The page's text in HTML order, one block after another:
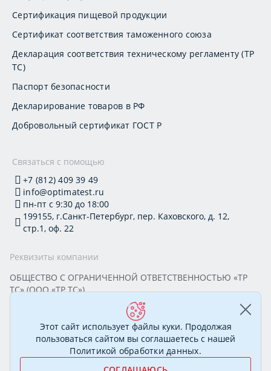
Сертификация пищевой продукции
Сертификат соответствия таможенного союза
Декларация соответствия техническому регламенту (ТР
ТС)
Паспорт безопасности
Декларирование товаров в РФ
Добровольный сертификат ГОСТ Р
Связаться с помощью
+7 (812) 409 39 49
info@optimatest.ru
пн-пт с 9:30 до 18:00
199155, г.Санкт-Петербург, пер. Каховского, д. 12,
стр.1, оф. 22
Реквизиты компании
ОБЩЕСТВО С ОГРАНИЧЕННОЙ ОТВЕТСТВЕННОСТЬЮ «ТР
ТС» (ООО «ТР ТС»)
Юридический адрес: 199155, г. Санкт-Петербург, пер.
Каховского, д. 12, стр. 1, помещение 22-Н
ИНН 7813295032 КПП 780101001 ОГРН 1177847388894
ОКПО 20395319 Генеральный директор: Соколова Алёна
Этот сайт использует файлы куки. Продолжая
пользоваться сайтом вы соглашаетесь с нашей
Политикой обработки данных.